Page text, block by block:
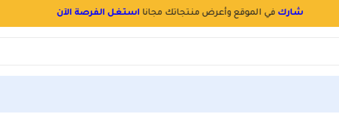
سجلبسرعةواحجز اسم محلك بالموقع